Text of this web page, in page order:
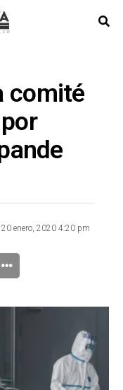
comité
20 enero, 2020 4:20 pm